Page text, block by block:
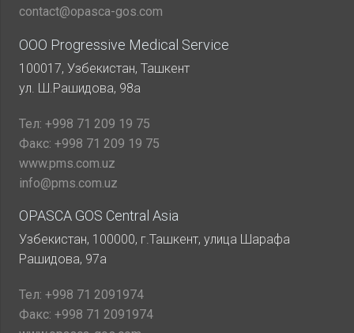
contact@opasca-gos.com
ООО Progressive Medical Service
100017, Узбекистан, Ташкент
ул. Ш.Рашидова, 98а
Тел: +998 71 209 19 75
Факс: +998 71 209 19 75
www.pms.com.uz
info@pms.com.uz
OPASCA GOS Central Asia
Узбекистан, 100000, г.Ташкент, улица Шарафа
Рашидова, 97а
Тел: +998 71 2091974
Факс: +998 71 2091974